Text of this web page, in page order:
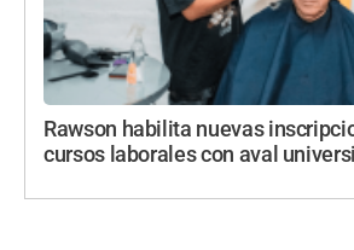
Rawson habilita nuevas
cursos laborales con aval